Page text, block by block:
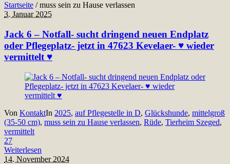
Startseite /muss sein zu Hause verlassen
3. Januar 2025
Jack 6 – Notfall- sucht dringend neuen Endplatz
oder Pflegeplatz- jetzt in 47623 Kevelaer- ♥ wieder
vermittelt ♥
Von KontaktIn 2025, auf Pflegestelle in D, Glückshunde, mittelgroß
(35-50 cm), muss sein zu Hause verlassen, Rüde, Tierheim Szeged,
vermittelt
27
Weiterlesen
14. November 2024